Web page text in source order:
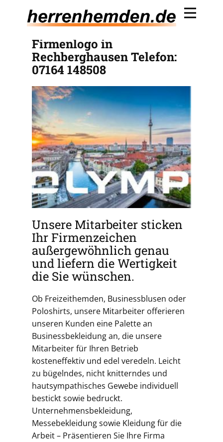
OLYMP Hemden mit
Firmenlogo in
Rechberghausen Telefon:
07164 148508
Unsere Mitarbeiter sticken
Ihr Firmenzeichen
außergewöhnlich genau
und liefern die Wertigkeit
die Sie wünschen.
Ob Freizeithemden, Businessblusen oder
Poloshirts, unsere Mitarbeiter offerieren
unseren Kunden eine Palette an
Businessbekleidung an, die unsere
Mitarbeiter für Ihren Betrieb
kosteneffektiv und edel veredeln. Leicht
zu bügelndes, nicht knitterndes und
hautsympathisches Gewebe individuell
bestickt sowie bedruckt.
Unternehmensbekleidung,
Messebekleidung sowie Kleidung für die
Arbeit – Präsentieren Sie Ihre Firma